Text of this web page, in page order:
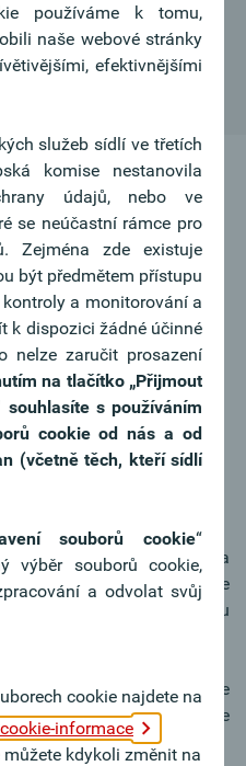
místo
vyzdvihněte svou osobu a
Motivační dopis je
a obvykle první věc, kterou
na přijímací pohovor. Ukažte
– rádi odpovíme na vaše
používáme k tomu,
naše webové stránky
efektivnějšími
služeb sídlí ve třetích
komise nestanovila
údajů, nebo ve
se neúčastní rámce pro
Zejména zde existuje
být předmětem přístupu
a monitorování a
k dispozici žádné účinné
nelze zaručit prosazení
na tlačítko „Přijmout
souhlasíte s používáním
cookie od nás a od
(včetně těch, kteří sídlí
souborů cookie“
výběr souborů cookie,
a odvolat svůj
cookie najdete na
informace
kdykoli změnit na